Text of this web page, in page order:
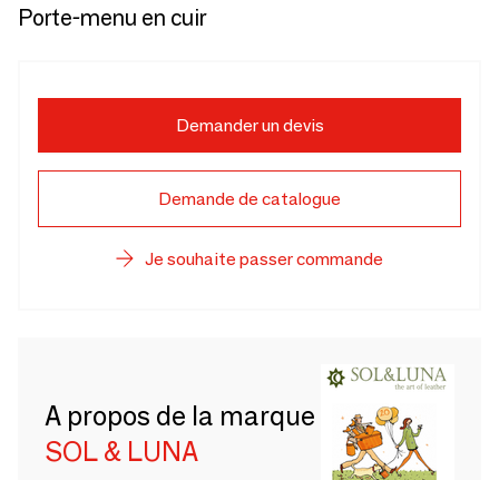
Porte-menu en cuir
Demander un devis
Demande de catalogue
Je souhaite passer commande
A propos de la marque
SOL & LUNA